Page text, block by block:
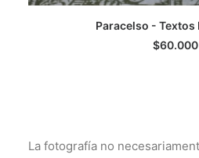
LEER MÁS
Paracelso - Textos
$60.000
La fotografía no